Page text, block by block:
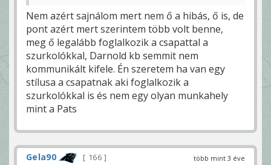
Nem azért sajnálom mert nem ő a hibás, ő is, de
pont azért mert szerintem több volt benne,
meg ő legalább foglalkozik a csapattal a
szurkolókkal, Darnold kb semmit nem
kommunikált kifele. Én szeretem ha van egy
stílusa a csapatnak aki foglalkozik a
szurkolókkal is és nem egy olyan munkahely
mint a Pats
több mint 3 éve
Gela90 166